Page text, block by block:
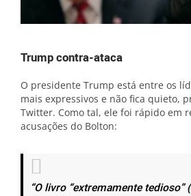
Trump contra-ataca
O presidente Trump está entre os
mais expressivos e não fica quieto,
Twitter. Como tal, ele foi rápido em
acusações do Bolton:
“O livro “extremamente tedioso”